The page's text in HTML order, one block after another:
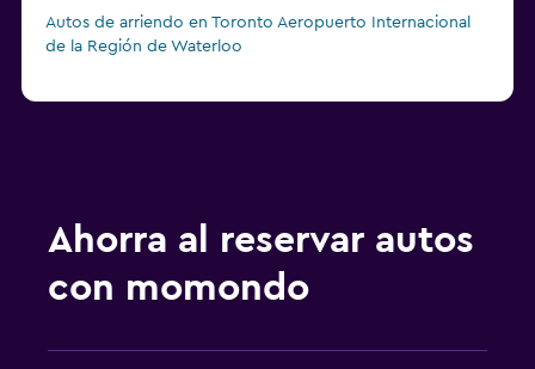
Autos de arriendo en Toronto Aeropuerto Internacional
de la Región de Waterloo
Ahorra al reservar autos
con momondo